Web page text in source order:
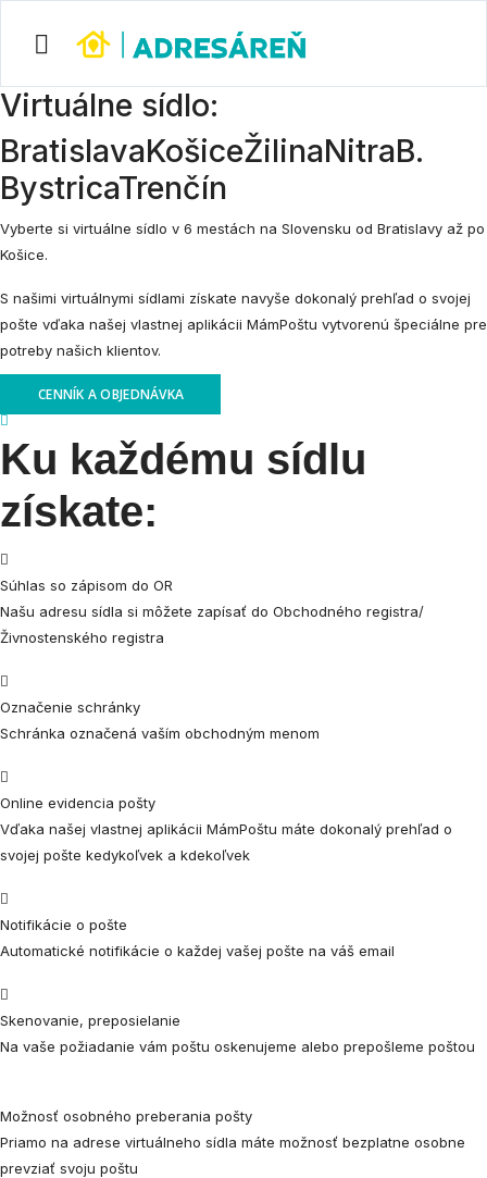
Virtuálne sídlo:
BratislavaKošiceŽilinaNitraB.
BystricaTrenčín
Vyberte si virtuálne sídlo v 6 mestách na Slovensku od Bratislavy až po
Košice.
S našimi virtuálnymi sídlami získate navyše dokonalý prehľad o svojej
pošte vďaka našej vlastnej aplikácii MámPoštu vytvorenú špeciálne pre
potreby našich klientov.
CENNÍK A OBJEDNÁVKA
Ku každému sídlu
získate:
Súhlas so zápisom do OR
Našu adresu sídla si môžete zapísať do Obchodného registra/
Živnostenského registra
Označenie schránky
Schránka označená vaším obchodným menom
Online evidencia pošty
Vďaka našej vlastnej aplikácii MámPoštu máte dokonalý prehľad o
svojej pošte kedykoľvek a kdekoľvek
Notifikácie o pošte
Automatické notifikácie o každej vašej pošte na váš email
Skenovanie, preposielanie
Na vaše požiadanie vám poštu oskenujeme alebo prepošleme poštou
Možnosť osobného preberania pošty
Priamo na adrese virtuálneho sídla máte možnosť bezplatne osobne
prevziať svoju poštu